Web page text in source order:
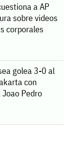
a AP
sobre videos
corporales
golea 3-0 al
con
Pedro